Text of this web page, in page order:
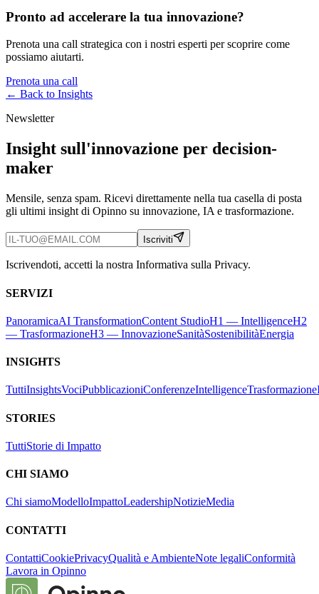
Pronto ad accelerare la tua innovazione?
Prenota una call strategica con i nostri esperti per scoprire come
possiamo aiutarti.
Prenota una call
← Back to Insights
Newsletter
Insight sull'innovazione per decision-
maker
Mensile, senza spam. Ricevi direttamente nella tua casella di posta
gli ultimi insight di Opinno su innovazione, IA e trasformazione.
Iscriviti
Iscrivendoti, accetti la nostra Informativa sulla Privacy.
SERVIZI
PanoramicaAI TransformationContent StudioH1 — IntelligenceH2
— TrasformazioneH3 — InnovazioneSanitàSostenibilitàEnergia
INSIGHTS
TuttiInsightsVociPubblicazioniConferenzeIntelligenceTrasformazione
STORIES
TuttiStorie di Impatto
CHI SIAMO
Chi siamoModelloImpattoLeadershipNotizieMedia
CONTATTI
ContattiCookiePrivacyQualità e AmbienteNote legaliConformità
Lavora in Opinno